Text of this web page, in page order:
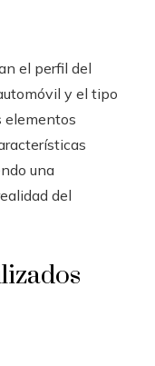
el perfil del
y el tipo
elementos
una
del